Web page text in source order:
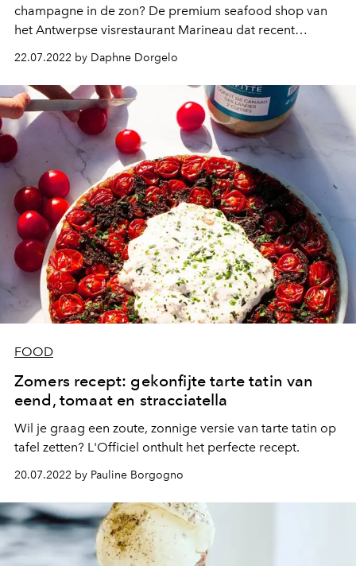
champagne in de zon? De premium seafood shop van
het Antwerpse visrestaurant Marineau dat recent
zorgvuldig uitgekozen aanbod seafood uit om in huis te
halen, maar ook zijn terras om te genieten van zulke
zomerse momenten ter plekke.
22.07.2022 by Daphne Dorgelo
FOOD
Zomers recept: gekonfijte tarte tatin van
eend, tomaat en stracciatella
Wil je graag een zoute, zonnige versie van tarte tatin op
tafel zetten? L'Officiel onthult het perfecte recept.
20.07.2022 by Pauline Borgogno